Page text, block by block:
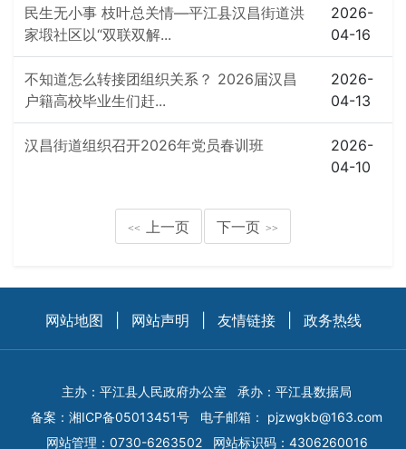
民生无小事 枝叶总关情—平江县汉昌街道洪
家塅社区以“双联双解...
2026-
04-16
不知道怎么转接团组织关系？ 2026届汉昌
户籍高校毕业生们赶...
2026-
04-13
汉昌街道组织召开2026年党员春训班
2026-
04-10
<< 上一页 下一页 >>
网站地图 网站声明 友情链接 政务热线
主办：平江县人民政府办公室
承办：平江县数据局
备案： 湘ICP备05013451号 电子邮箱： pjzwgkb@163.com
网站管理：0730-6263502
网站标识码：4306260016